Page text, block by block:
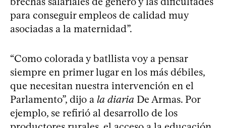
para conseguir empleos de calidad muy
asociadas a la maternidad”.
“Como colorada y batllista voy a pensar
siempre en primer lugar en los más débiles,
que necesitan nuestra intervención en el
Parlamento”, dijo a la diaria De Armas. Por
ejemplo, se refirió al desarrollo de los